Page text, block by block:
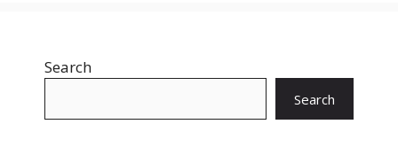
Search
Search